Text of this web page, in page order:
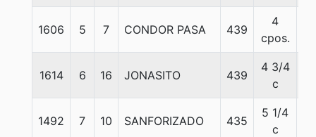
1606 5 7 CONDOR PASA 439
4
cpos.
1614 6 16 JONASITO 439
4 3/4
c
1492 7 10 SANFORIZADO 435
5 1/4
c